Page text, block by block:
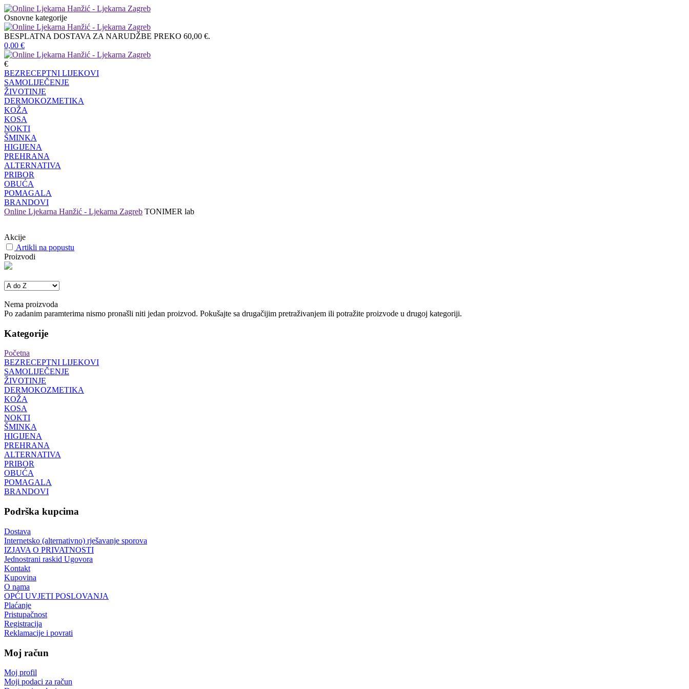
Osnovne kategorije
BESPLATNA DOSTAVA ZA NARUDŽBE PREKO 60,00 €.
0,00 €
€
BEZRECEPTNI LIJEKOVI
SAMOLIJEČENJE
ŽIVOTINJE
DERMOKOZMETIKA
KOŽA
KOSA
NOKTI
ŠMINKA
HIGIJENA
PREHRANA
ALTERNATIVA
PRIBOR
OBUĆA
POMAGALA
BRANDOVI
Online Ljekarna Hanžić - Ljekarna Zagreb TONIMER lab
Akcije
Artikli na popustu
Proizvodi
Nema proizvoda
Po zadanim paramterima nismo pronašli niti jedan proizvod. Pokušajte sa drugačijim pretraživanjem ili potražite proizvode u drugoj kategoriji.
Kategorije
Početna
BEZRECEPTNI LIJEKOVI
SAMOLIJEČENJE
ŽIVOTINJE
DERMOKOZMETIKA
KOŽA
KOSA
NOKTI
ŠMINKA
HIGIJENA
PREHRANA
ALTERNATIVA
PRIBOR
OBUĆA
POMAGALA
BRANDOVI
Podrška kupcima
Dostava
Internetsko (alternativno) rješavanje sporova
IZJAVA O PRIVATNOSTI
Jednostrani raskid Ugovora
Kontakt
Kupovina
O nama
OPĆI UVJETI POSLOVANJA
Plaćanje
Pristupačnost
Registracija
Reklamacije i povrati
Moj račun
Moj profil
Moji podaci za račun